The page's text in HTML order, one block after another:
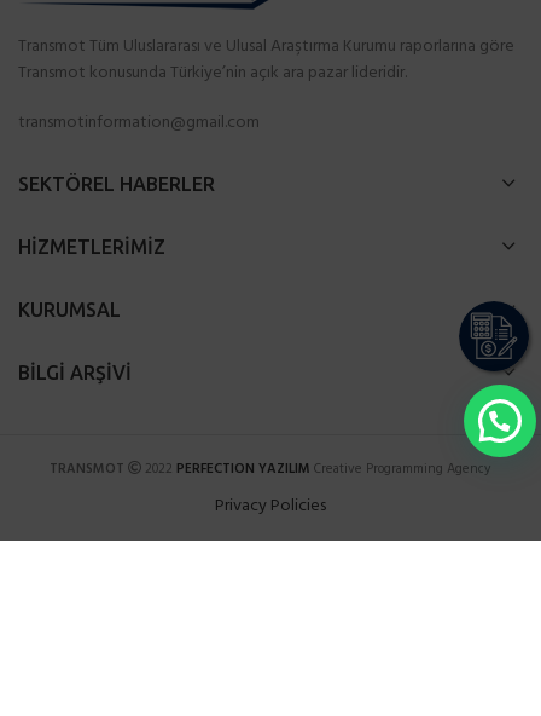
Transmot Tüm Uluslararası ve Ulusal Araştırma Kurumu raporlarına göre
Transmot konusunda Türkiye’nin açık ara pazar lideridir.
transmotinformation@gmail.com
SEKTÖREL HABERLER
HİZMETLERİMİZ
KURUMSAL
BİLGİ ARŞİVİ
TRANSMOT 2022 PERFECTION YAZILIM Creative Programming Agency
Privacy Policies